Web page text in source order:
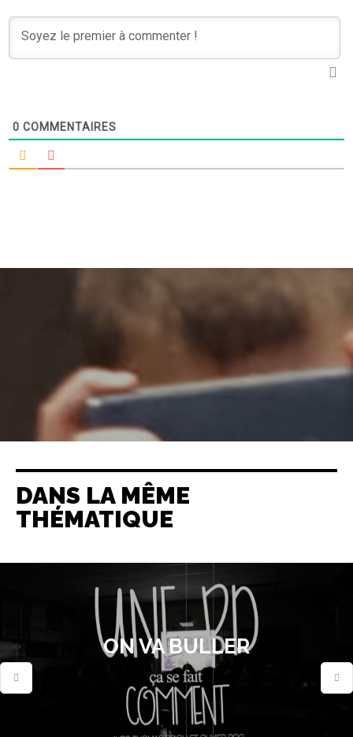
0 COMMENTAIRES
DANS LA MÊME
THÉMATIQUE
ON VA BULLER